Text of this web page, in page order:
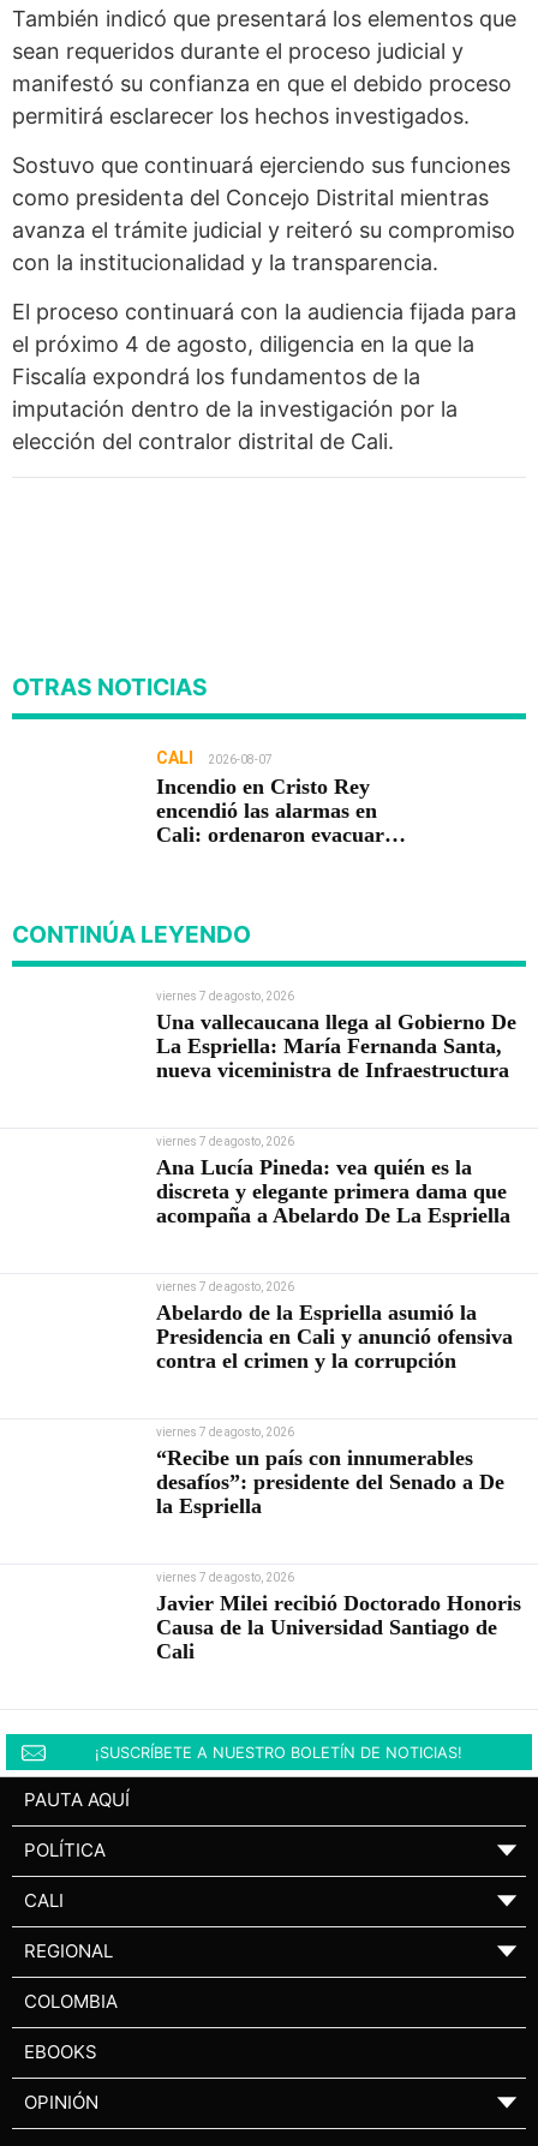
También indicó que presentará los elementos que
sean requeridos durante el proceso judicial y
manifestó su confianza en que el debido proceso
permitirá esclarecer los hechos investigados.
Sostuvo que continuará ejerciendo sus funciones
como presidenta del Concejo Distrital mientras
avanza el trámite judicial y reiteró su compromiso
con la institucionalidad y la transparencia.
El proceso continuará con la audiencia fijada para
el próximo 4 de agosto, diligencia en la que la
Fiscalía expondrá los fundamentos de la
imputación dentro de la investigación por la
elección del contralor distrital de Cali.
OTRAS NOTICIAS
CALI 2026-08-07
Incendio en Cristo Rey
encendió las alarmas en
Cali: ordenaron evacuar
CONTINÚA LEYENDO
viernes 7 de agosto, 2026
Una vallecaucana llega al Gobierno De
La Espriella: María Fernanda Santa,
nueva viceministra de Infraestructura
viernes 7 de agosto, 2026
Ana Lucía Pineda: vea quién es la
discreta y elegante primera dama que
acompaña a Abelardo De La Espriella
viernes 7 de agosto, 2026
Abelardo de la Espriella asumió la
Presidencia en Cali y anunció ofensiva
contra el crimen y la corrupción
viernes 7 de agosto, 2026
“Recibe un país con innumerables
desafíos”: presidente del Senado a De
la Espriella
viernes 7 de agosto, 2026
Javier Milei recibió Doctorado Honoris
Causa de la Universidad Santiago de
Cali
¡SUSCRÍBETE A NUESTRO BOLETÍN DE NOTICIAS!
PAUTA AQUÍ
POLÍTICA ▼
CALI ▼
REGIONAL ▼
COLOMBIA
EBOOKS
OPINIÓN ▼